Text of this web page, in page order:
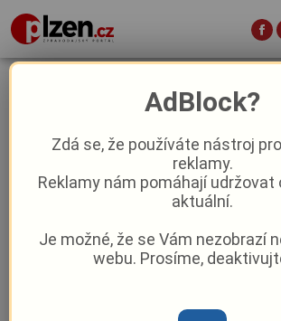
Na Doubravce se srazilo
motorkářem. Policisté
svědky nehody!
Krimi
Marie Osvaldová –28. 5. 2024|11:15
AdBlock?
Zdá se, že používáte nástroj
reklamy.
Reklamy nám pomáhají udržovat
aktuální.
Je možné, že se Vám nezobrazí
webu. Prosíme,